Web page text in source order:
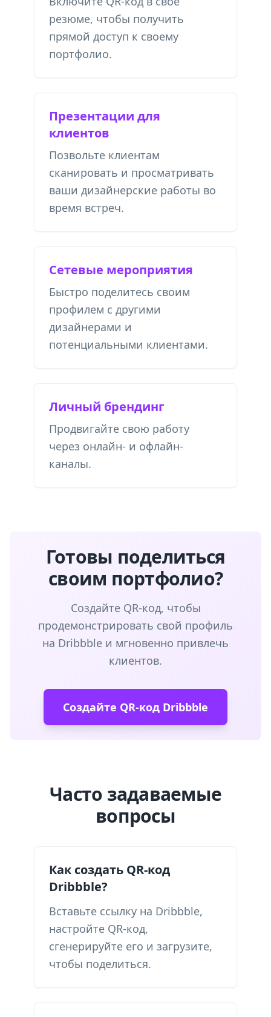
резюме, чтобы получить
прямой доступ к своему
портфолио.
Презентации для
клиентов
Позвольте клиентам
сканировать и просматривать
ваши дизайнерские работы во
время встреч.
Сетевые мероприятия
Быстро поделитесь своим
профилем с другими
дизайнерами и
потенциальными клиентами.
Личный брендинг
Продвигайте свою работу
через онлайн- и офлайн-
каналы.
Готовы поделиться
своим портфолио?
Создайте QR-код, чтобы
продемонстрировать свой профиль
на Dribbble и мгновенно привлечь
клиентов.
Создайте QR-код Dribbble
Часто задаваемые
вопросы
Как создать QR-код
Dribbble?
Вставьте ссылку на Dribbble,
настройте QR-код,
сгенерируйте его и загрузите,
чтобы поделиться.